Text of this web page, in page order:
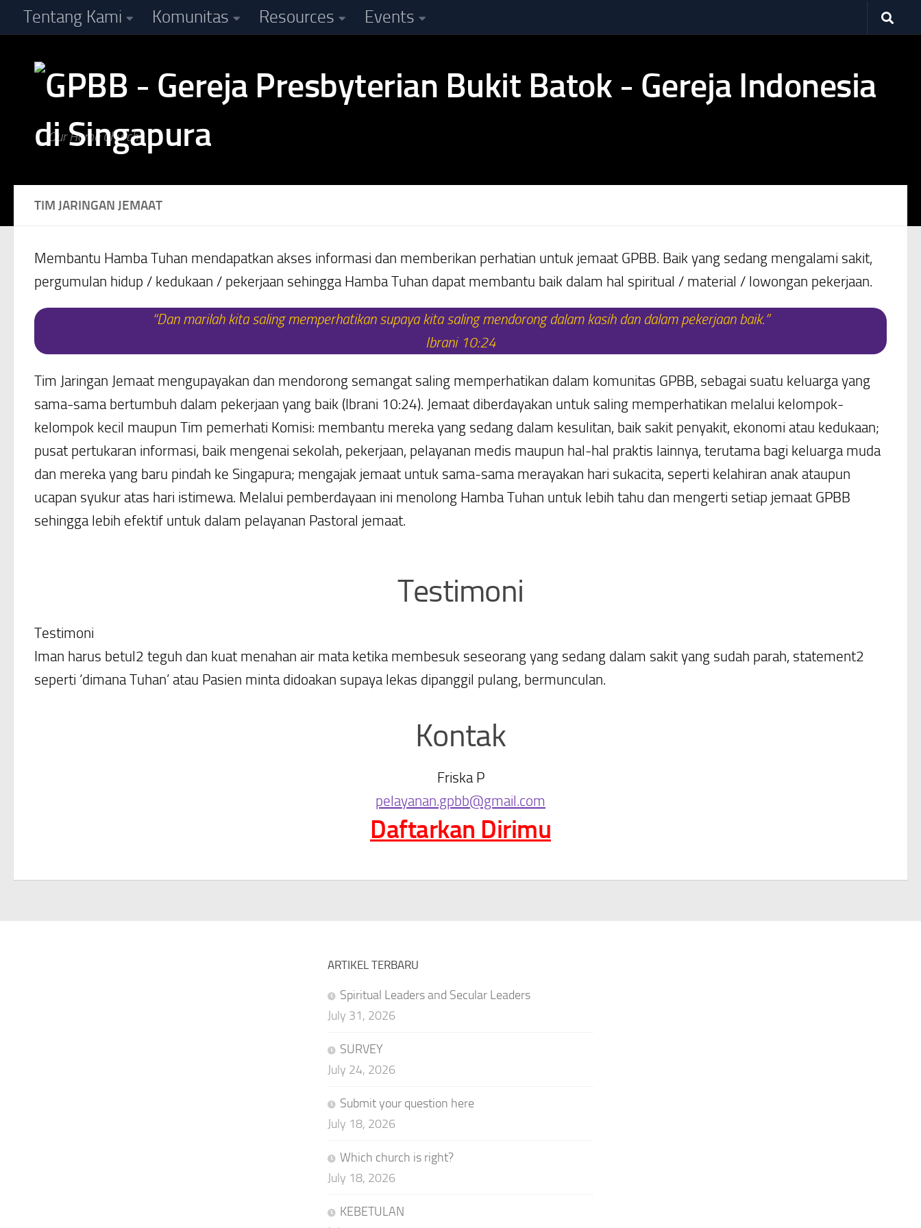
Skip to content
Tentang Kami Komunitas Resources Events
Our Home Church
TIM JARINGAN JEMAAT
Membantu Hamba Tuhan mendapatkan akses informasi dan memberikan perhatian untuk jemaat GPBB. Baik yang sedang mengalami sakit,
pergumulan hidup / kedukaan / pekerjaan sehingga Hamba Tuhan dapat membantu baik dalam hal spiritual / material / lowongan pekerjaan.
“Dan marilah kita saling memperhatikan supaya kita saling mendorong dalam kasih dan dalam pekerjaan baik.”
Ibrani 10:24
Tim Jaringan Jemaat mengupayakan dan mendorong semangat saling memperhatikan dalam komunitas GPBB, sebagai suatu keluarga yang
sama-sama bertumbuh dalam pekerjaan yang baik (Ibrani 10:24). Jemaat diberdayakan untuk saling memperhatikan melalui kelompok-
kelompok kecil maupun Tim pemerhati Komisi: membantu mereka yang sedang dalam kesulitan, baik sakit penyakit, ekonomi atau kedukaan;
pusat pertukaran informasi, baik mengenai sekolah, pekerjaan, pelayanan medis maupun hal-hal praktis lainnya, terutama bagi keluarga muda
dan mereka yang baru pindah ke Singapura; mengajak jemaat untuk sama-sama merayakan hari sukacita, seperti kelahiran anak ataupun
ucapan syukur atas hari istimewa. Melalui pemberdayaan ini menolong Hamba Tuhan untuk lebih tahu dan mengerti setiap jemaat GPBB
sehingga lebih efektif untuk dalam pelayanan Pastoral jemaat.
Testimoni
Testimoni
Iman harus betul2 teguh dan kuat menahan air mata ketika membesuk seseorang yang sedang dalam sakit yang sudah parah, statement2
seperti ‘dimana Tuhan’ atau Pasien minta didoakan supaya lekas dipanggil pulang, bermunculan.
Kontak
Friska P
pelayanan.gpbb@gmail.com
Daftarkan Dirimu
ARTIKEL TERBARU
Spiritual Leaders and Secular Leaders
July 31, 2026
SURVEY
July 24, 2026
Submit your question here
July 18, 2026
Which church is right?
July 18, 2026
KEBETULAN